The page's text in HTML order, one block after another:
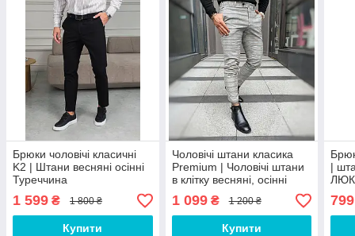
Брюки чоловічі класичні
K2 | Штани весняні осінні
Туреччина
1 599 ₴ 1 800 ₴
Купити
Чоловічі штани класика
Premium | Чоловічі штани
в клітку весняні, осінні
MOL 10666
1 099₴ 1 200 ₴
Купити
|
799